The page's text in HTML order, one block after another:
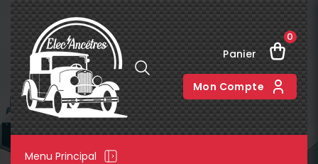
Panier
0
Mon Compte
Menu Principal